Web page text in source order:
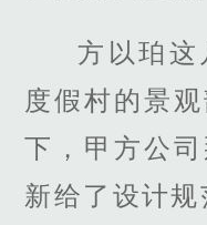
方以珀这
度假村的景
下，甲方公
新给了设计规